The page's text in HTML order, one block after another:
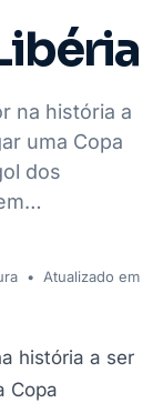
na história a
uma Copa
dos
•
Atualizado em
história a ser
Copa